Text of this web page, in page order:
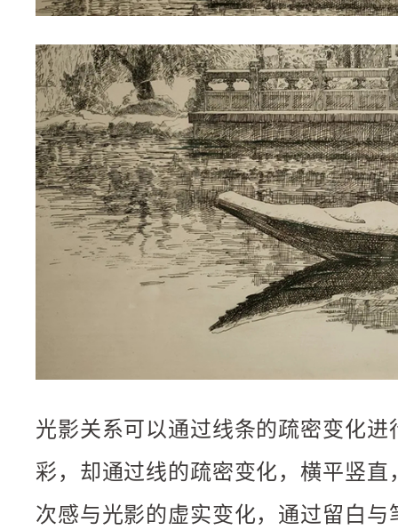
光影关系可以通过线条的疏密变化
彩，却通过线的疏密变化，横平竖
次感与光影的虚实变化，通过留白